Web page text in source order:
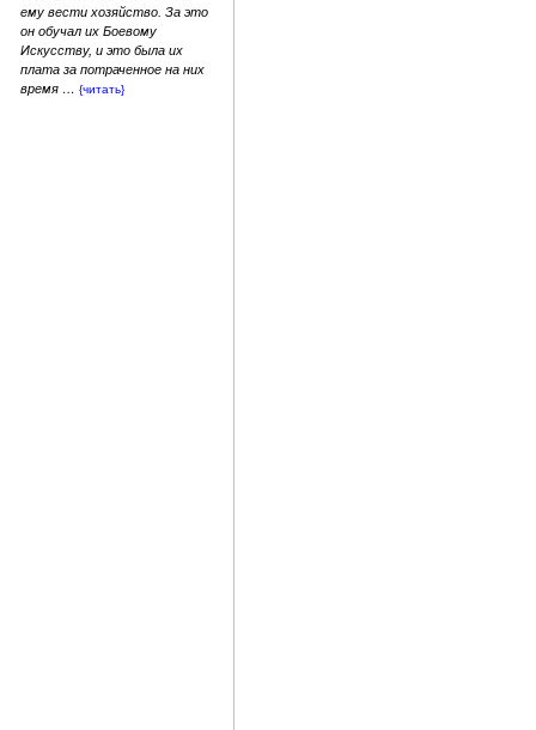
ему вести хозяйство. За это
он обучал их Боевому
Искусству, и это была их
плата за потраченное на них
время … {читать}